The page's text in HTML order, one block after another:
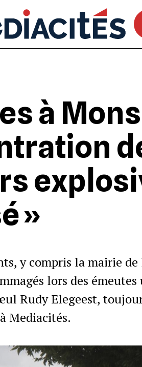
à
»
y compris la mairie
lors des
Rudy Elegeest,
Mediacités.